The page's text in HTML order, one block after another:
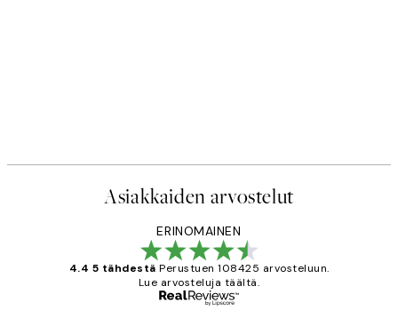
Asiakkaiden arvostelut
ERINOMAINEN
4.4 5 tähdestä Perustuen 108425 arvosteluun.
Lue arvosteluja täältä.